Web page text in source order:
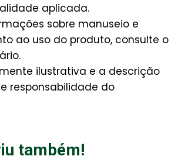
aplicada.
sobre manuseio e
ao uso do produto, consulte o
ilustrativa e a descrição
responsabilidade do
também!